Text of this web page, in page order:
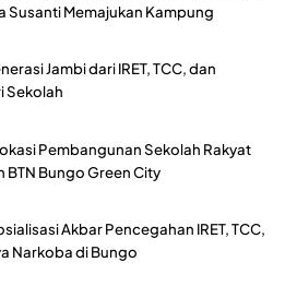
Susanti Memajukan Kampung
Jambi dari IRET, TCC, dan
Sekolah
Pembangunan Sekolah Rakyat
Bungo Green City
Akbar Pencegahan IRET, TCC,
Narkoba di Bungo